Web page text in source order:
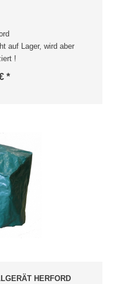
auf Lager, wird aber
!
*
HERFORD